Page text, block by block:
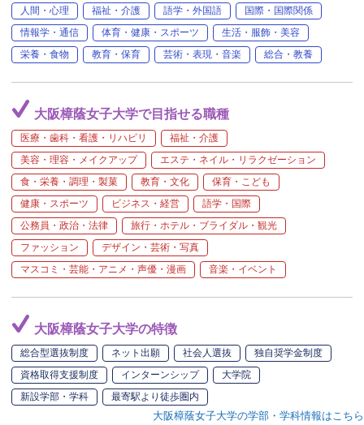
人間・心理
福祉・介護 語学・外国語
国際・国際関係
情報学・通信
体育・健康・スポーツ
生活・服飾・美容
栄養・食物
教育・保育 芸術・表現・音楽 総合・教養
大阪樟蔭女子大学で目指せる職種
医療・歯科・看護・リハビリ
福祉・介護
美容・理容・メイクアップ
エステ・ネイル・リラクゼーション
食・栄養・調理・製菓
教育・文化
保育・こども
健康・スポーツ
ビジネス・経営
語学・国際
公務員・政治・法律
旅行・ホテル・ブライダル・観光
ファッション
デザイン・芸術・写真
マスコミ・芸能・アニメ・声優・漫画
音楽・イベント
大阪樟蔭女子大学の特徴
総合型選抜制度 ネット出願 社会人選抜
独自奨学金制度
資格取得支援制度
インターンシップ
大学院
新設学部・学科
最寄駅より徒歩圏内
大阪樟蔭女子大学の学部・学科情報はこちら